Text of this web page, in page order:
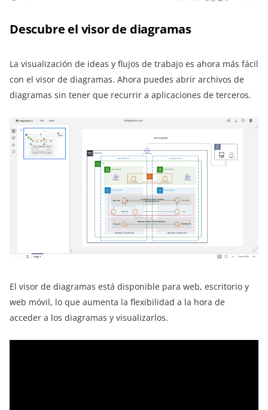
Descubre el visor de diagramas
La visualización de ideas y flujos de trabajo es ahora más fácil
con el visor de diagramas. Ahora puedes abrir archivos de
diagramas sin tener que recurrir a aplicaciones de terceros.
El visor de diagramas está disponible para web, escritorio y
web móvil, lo que aumenta la flexibilidad a la hora de
acceder a los diagramas y visualizarlos.